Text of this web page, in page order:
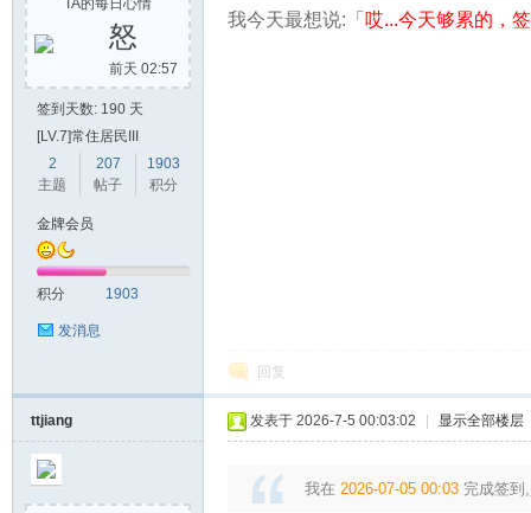
TA的每日心情
怒
前天 02:57
签到天数: 190 天
[LV.7]常住居民III
2
主题
207
帖子
1903
积分
金牌会员
积分 1903
发消息
我今天最想说:「 哎...今天够累的，
回复
ttjiang 发表于 2026-7-5 00:03:02 显示全部楼层
我在 2026-07-05 00:03 完成签到